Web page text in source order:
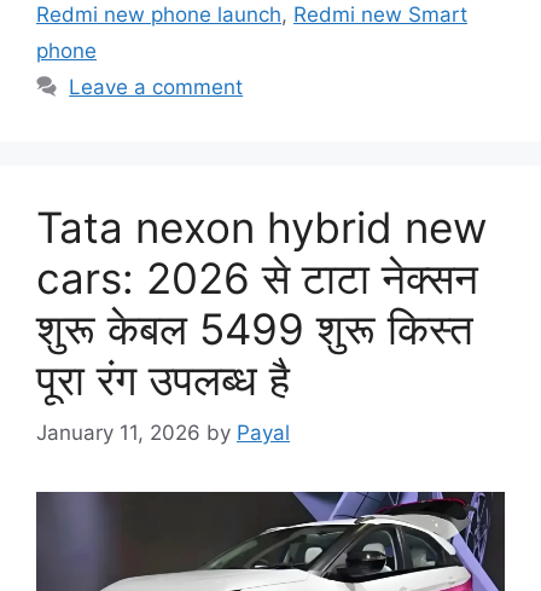
Redmi new phone launch, Redmi new Smart
phone
Leave a comment
Tata nexon hybrid new
cars: 2026 से टाटा नेक्सन
शुरू केबल 5499 शुरू किस्त
पूरा रंग उपलब्ध है
January 11, 2026 by Payal